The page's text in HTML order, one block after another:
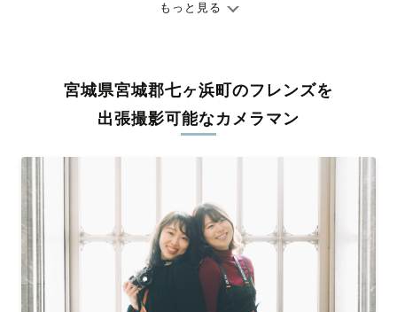
ありのままの空気感を大切に、何十年経っても見返したくなるよ
料金は全国どこでも一律。わかりやすく安心の価格設定です。オ
リジナルの研修と厳正な審査に合格し、撮影技術やホスピタリテ
ィを身につけたプロのカメラマンが全国47都道府県に在籍してい
丁寧なレタッチで思い出を美しく仕上げます
撮影後は、独自の編集技術で写真の明るさや色合いを丁寧に調
整。自然な雰囲気を残しつつも、おしゃれで洗練された仕上がり
に。きっと「こんな写真を撮ってほしかった！」と思える一枚に
出会えます。まずは、ラブグラフの
撮影事例 をご覧ください。
もっと見る
宮城県宮城郡七ヶ浜町のフレンズを
出張撮影可能なカメラマン